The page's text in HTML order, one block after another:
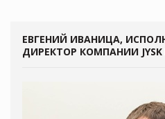
ЕВГЕНИЙ ИВАНИЦА,
ДИРЕКТОР КОМПАНИИ JYSK